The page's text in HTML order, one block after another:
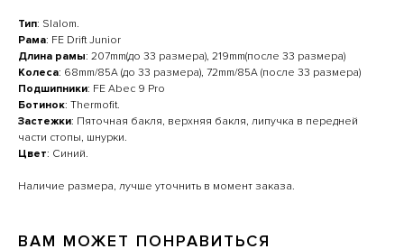
Тип: Slalom.
Рама: FE Drift Junior
Длина рамы: 207mm(до 33 размера), 219mm(после 33 размера)
Колеса: 68mm/85А (до 33 размера), 72mm/85А (после 33 размера)
Подшипники: FE Abec 9 Pro
Ботинок: Thermofit.
Застежки: Пяточная бакля, верхняя бакля, липучка в передней
части стопы, шнурки.
Цвет: Синий.
Наличие размера, лучше уточнить в момент заказа.
ВАМ МОЖЕТ ПОНРАВИТЬСЯ